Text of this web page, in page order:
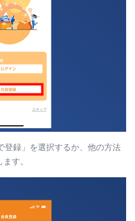
登録」を選択するか、他の方法
す。